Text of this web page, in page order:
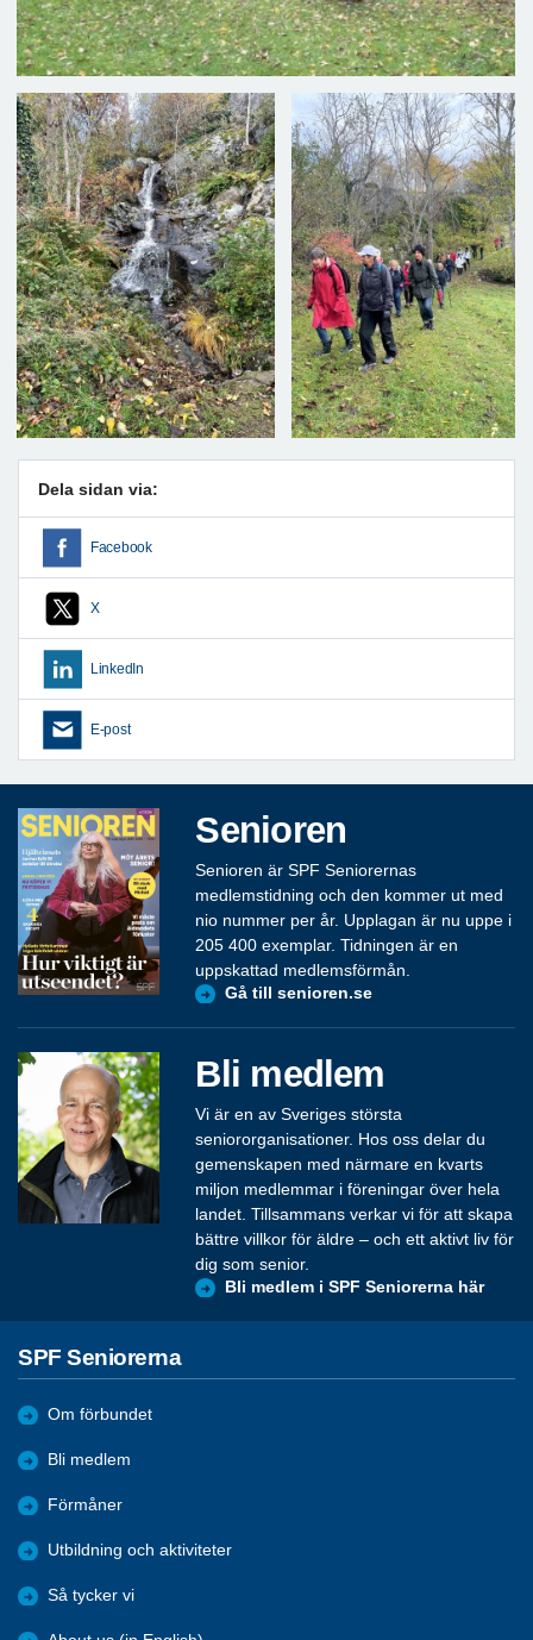
Dela sidan via:
Facebook
X
LinkedIn
E-post
Senioren
Senioren är SPF Seniorernas
medlemstidning och den kommer ut med
nio nummer per år. Upplagan är nu uppe i
205 400 exemplar. Tidningen är en
uppskattad medlemsförmån.
Gå till senioren.se
Bli medlem
Vi är en av Sveriges största
seniororganisationer. Hos oss delar du
gemenskapen med närmare en kvarts
miljon medlemmar i föreningar över hela
landet. Tillsammans verkar vi för att skapa
bättre villkor för äldre – och ett aktivt liv för
dig som senior.
Bli medlem i SPF Seniorerna här
SPF Seniorerna
Om förbundet
Bli medlem
Förmåner
Utbildning och aktiviteter
Så tycker vi